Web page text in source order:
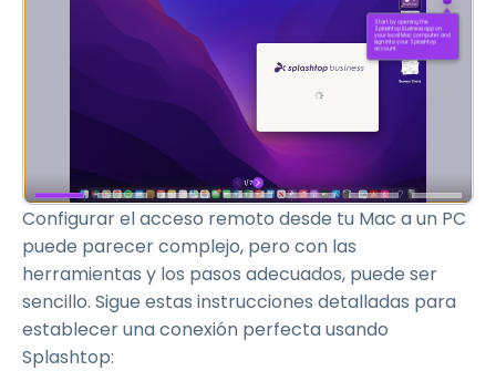
Configurar el acceso remoto desde tu Mac a un PC
puede parecer complejo, pero con las
herramientas y los pasos adecuados, puede ser
sencillo. Sigue estas instrucciones detalladas para
establecer una conexión perfecta usando
Splashtop: